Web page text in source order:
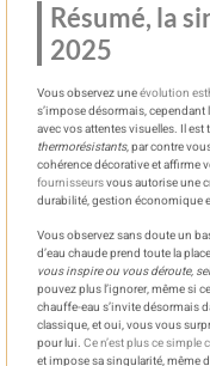
Résumé, la
2025
Vous observez uneévolution
s’impose désormais,
avec vos attentes visuelles. Il
thermorésistants, par contre
cohérence décorative et affirme
fournisseursvous autorise une
durabilité, gestion économique
Vous observez sans doute un
d’eau chaude prend toute la
vous inspire ou vous déroute,
pouvez plus l’ignorer, même si
chauffe-eau s’invite désormais
classique, et oui, vous vous
pour lui. Ce n’est plus ce simple
et impose sa singularité, même